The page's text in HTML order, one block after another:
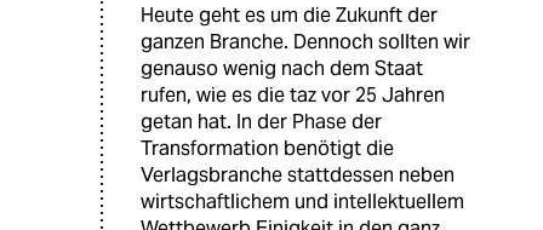
Heute geht es um die Zukunft der
ganzen Branche. Dennoch sollten wir
genauso wenig nach dem Staat
rufen, wie es die taz vor 25 Jahren
getan hat. In der Phase der
Transformation benötigt die
Verlagsbranche stattdessen neben
wirtschaftlichem und intellektuellem